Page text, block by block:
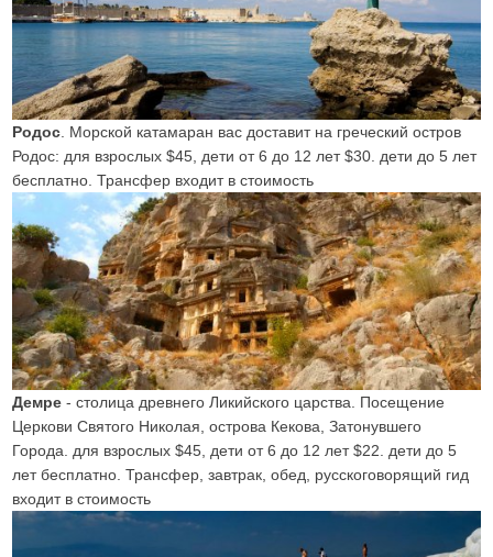
Родос . Морской катамаран вас доставит на греческий остров
Родос: для взрослых $45, дети от 6 до 12 лет $30. дети до 5 лет
бесплатно. Трансфер входит в стоимость
Демре - столица древнего Ликийского царства. Посещение
Церкови Святого Николая, острова Кекова, Затонувшего
Города. для взрослых $45, дети от 6 до 12 лет $22. дети до 5
лет бесплатно. Трансфер, завтрак, обед, русскоговорящий гид
входит в стоимость